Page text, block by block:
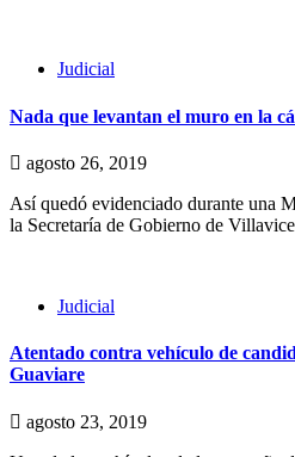
Judicial
Nada que levantan el muro en la
agosto 26, 2019
Así quedó evidenciado durante una
la Secretaría de Gobierno de
Judicial
Atentado contra vehículo de
Guaviare
agosto 23, 2019